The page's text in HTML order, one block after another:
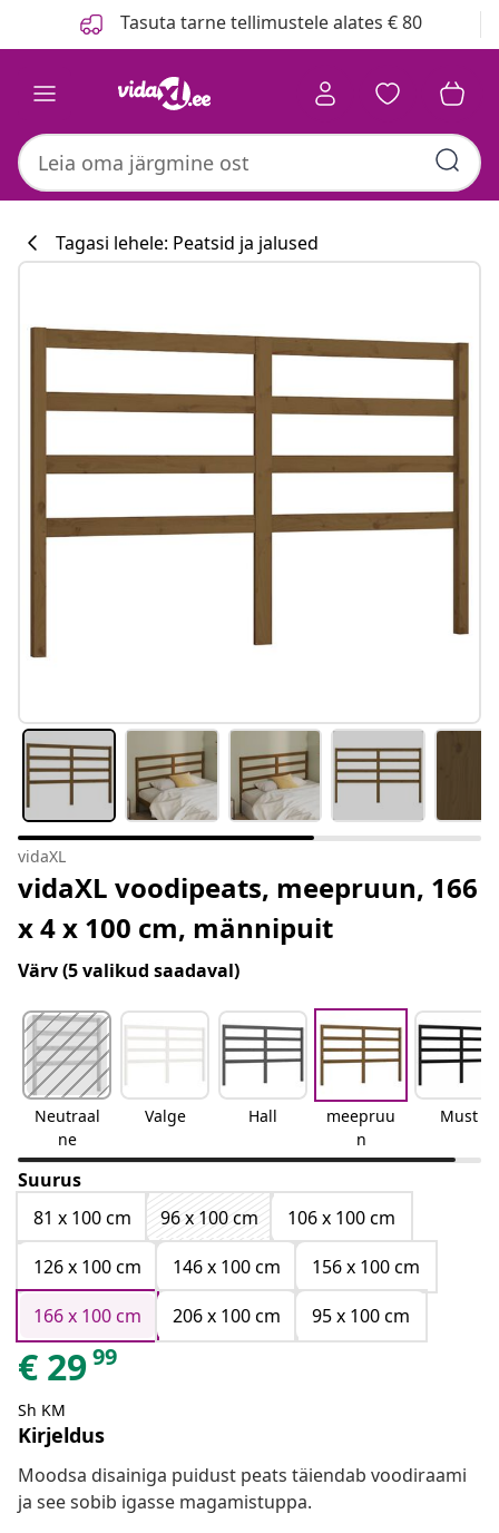
Tasuta tarne tellimustele alates € 80
Tagasi lehele: Peatsid ja jalused
vidaXL
vidaXL voodipeats, meepruun, 166
x 4 x 100 cm, männipuit
Värv(5 valikud saadaval)
Neutraal
ne
Valge Hall
meepruu
n
Must
Suurus
81 x 100 cm
96 x 100 cm
106 x 100 cm
126 x 100 cm
146 x 100 cm
156 x 100 cm
166 x 100 cm
206 x 100 cm 95 x 100 cm
€ 2999
Sh KM
Kirjeldus
Moodsa disainiga puidust peats täiendab voodiraami
ja see sobib igasse magamistuppa.